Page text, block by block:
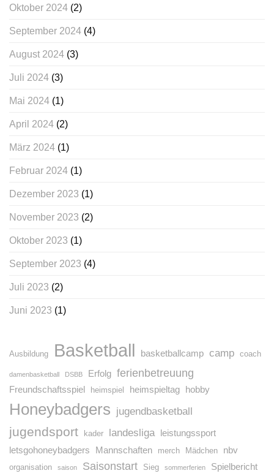
Oktober 2024 (2)
September 2024 (4)
August 2024 (3)
Juli 2024 (3)
Mai 2024 (1)
April 2024 (2)
März 2024 (1)
Februar 2024 (1)
Dezember 2023 (1)
November 2023 (2)
Oktober 2023 (1)
September 2023 (4)
Juli 2023 (2)
Juni 2023 (1)
Ausbildung Basketball basketballcamp camp coach
damenbasketball DSBB Erfolg ferienbetreuung
Freundschaftsspiel heimspiel heimspieltag hobby
Honeybadgers jugendbasketball
jugendsport kader landesliga leistungssport
letsgohoneybadgers
Mannschaften merch Mädchen nbv
organisation saison Saisonstart Sieg sommerferien Spielbericht